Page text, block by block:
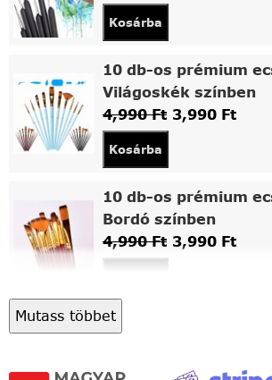
Kosárba
10 db-os prémium
Világoskék színben
4,990Ft 3,990 Ft
Kosárba
10 db-os prémium
Bordó színben
4,990Ft 3,990 Ft
Asztali fa festőállvány
Mutass többet